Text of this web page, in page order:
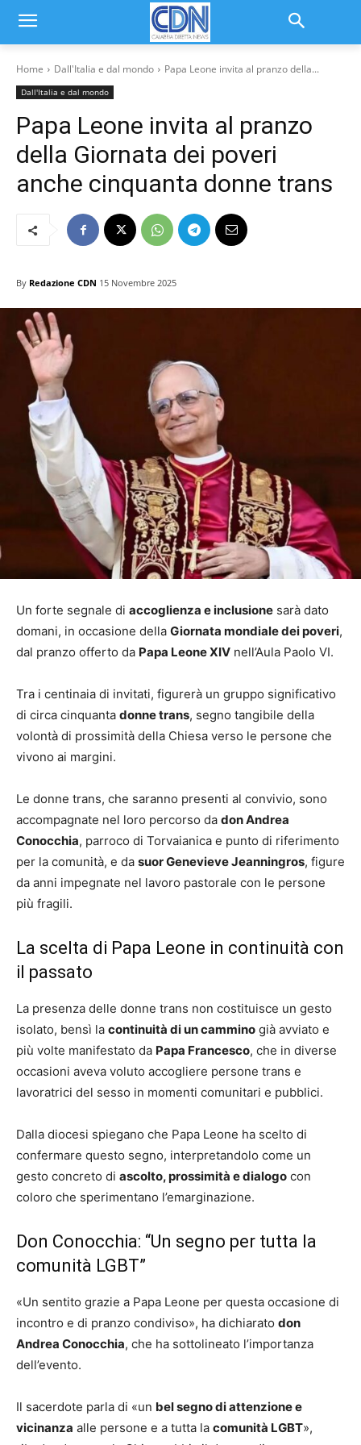
Home Dall'Italia e dal mondo Papa Leone invita al pranzo della...
Dall'Italia e dal mondo
Papa Leone invita al pranzo
della Giornata dei poveri
anche cinquanta donne trans
By Redazione CDN 15 Novembre 2025
Un forte segnale di accoglienza e inclusione sarà dato
domani, in occasione della Giornata mondiale dei poveri,
dal pranzo offerto da Papa Leone XIV nell’Aula Paolo VI.
Tra i centinaia di invitati, figurerà un gruppo significativo
di circa cinquanta donne trans, segno tangibile della
volontà di prossimità della Chiesa verso le persone che
vivono ai margini.
Le donne trans, che saranno presenti al convivio, sono
accompagnate nel loro percorso da don Andrea
Conocchia, parroco di Torvaianica e punto di riferimento
per la comunità, e da suor Genevieve Jeanningros, figure
da anni impegnate nel lavoro pastorale con le persone
più fragili.
La scelta di Papa Leone in continuità con
il passato
La presenza delle donne trans non costituisce un gesto
isolato, bensì la continuità di un cammino già avviato e
più volte manifestato da Papa Francesco, che in diverse
occasioni aveva voluto accogliere persone trans e
lavoratrici del sesso in momenti comunitari e pubblici.
Dalla diocesi spiegano che Papa Leone ha scelto di
confermare questo segno, interpretandolo come un
gesto concreto di ascolto, prossimità e dialogo con
coloro che sperimentano l’emarginazione.
Don Conocchia: “Un segno per tutta la
comunità LGBT”
«Un sentito grazie a Papa Leone per questa occasione di
incontro e di pranzo condiviso», ha dichiarato don
Andrea Conocchia, che ha sottolineato l’importanza
dell’evento.
Il sacerdote parla di «un bel segno di attenzione e
vicinanza alle persone e a tutta la comunità LGBT»,